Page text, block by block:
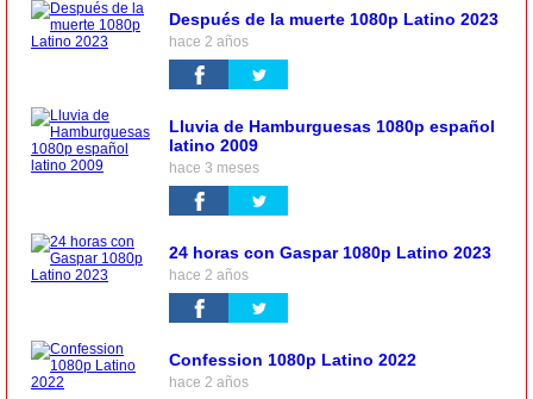
Después de la muerte 1080p Latino 2023
hace 2 años
Lluvia de Hamburguesas 1080p español
latino 2009
hace 3 meses
24 horas con Gaspar 1080p Latino 2023
hace 2 años
Confession 1080p Latino 2022
hace 2 años